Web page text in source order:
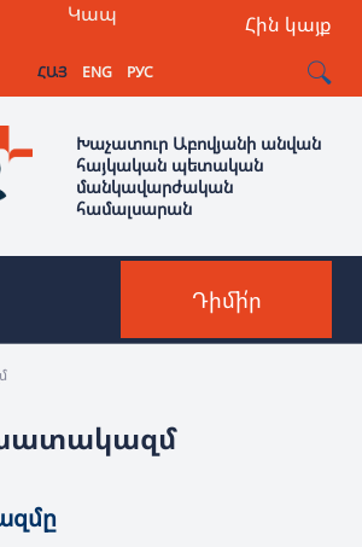
Հին կայք
Կապ
ՀԱՅ ENG РУС
Խաչատուր Աբովյանի անվան
հայկական պետական
մանկավարժական
համալսարան
Դիմի՛ր